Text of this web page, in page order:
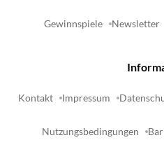
Gewinnspiele Newsletter
Kontakt Impressum
Nutzungsbedingungen